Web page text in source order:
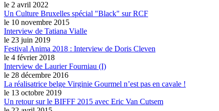
le 2 avril 2022
Un Culture Bruxelles spécial "Black" sur RCF
le 10 novembre 2015
Interview de Tatiana Vialle
le 23 juin 2019
Festival Anima 2018 : Interview de Doris Cleven
le 4 février 2018
Interview de Laurier Fourniau (I)
le 28 décembre 2016
La réalisatrice belge Virginie Gourmel n’est pas en cavale !
le 13 octobre 2019
Un retour sur le BIFFF 2015 avec Eric Van Cutsem